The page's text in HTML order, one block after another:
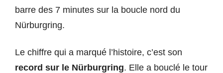
barre des 7 minutes sur la boucle nord du
Nürburgring.
Le chiffre qui a marqué l’histoire, c’est son
record sur le Nürburgring. Elle a bouclé le tour